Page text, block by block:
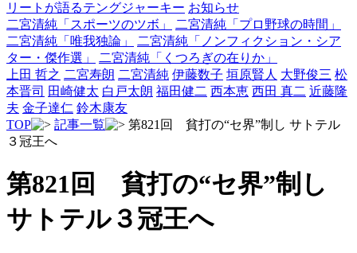
リートが語るテングジャーキー お知らせ
二宮清純「スポーツのツボ」
二宮清純「プロ野球の時間」
二宮清純「唯我独論」
二宮清純「ノンフィクション・シア
ター・傑作選」
二宮清純「くつろぎの在りか」
上田 哲之 二宮寿朗 二宮清純 伊藤数子 垣原賢人 大野俊三 松
本晋司 田崎健太 白戸太朗 福田健二 西本恵 西田 真二 近藤隆
夫 金子達仁 鈴木康友
TOP
記事一覧
第821回 貧打の“セ界”制し サトテル
３冠王へ
第821回 貧打の“セ界”制し
サトテル３冠王へ